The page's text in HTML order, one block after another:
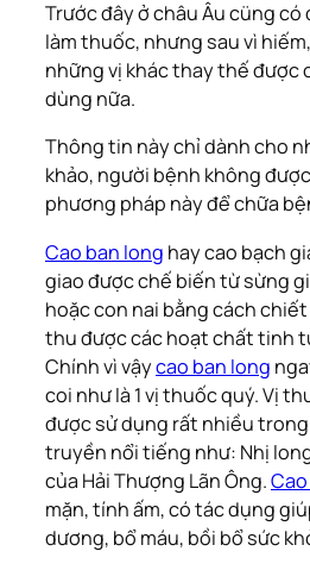
Trước đây ở châu Âu cüng
làm thuốc, nhưng sau vì
những vị khác thay thế được
dùng nữa.
Thông tin này chỉ dành cho
khảo, người bệnh không
phương pháp này để chữa
Cao ban long hay cao bạch
giao được chế biến từ sừng
hoặc con nai bằng cách
thu được các hoạt chất tinh
Chính vì vậycao ban long
coi như là 1 vị thuốc quý. Vị
được sử dụng rất nhiều
truyền nổi tiếng như: Nhị
của Hải Thượng Lãn Ông.
mặn, tính ấm, có tác dụng
dương, bổ máu, bồi bổ sức